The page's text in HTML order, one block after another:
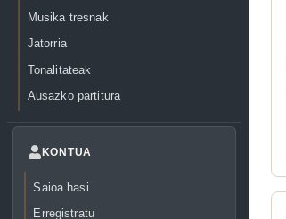
Musika tresnak
Jatorria
Tonalitateak
Ausazko partitura
KONTUA
Saioa hasi
Erregistratu